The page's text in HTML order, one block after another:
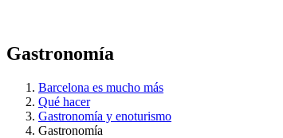
Gastronomía
Barcelona es mucho más
Qué hacer
Gastronomía y enoturismo
Gastronomía